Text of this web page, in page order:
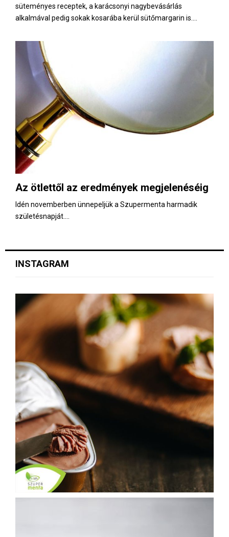
süteményes receptek, a karácsonyi nagybevásárlás
alkalmával pedig sokak kosarába kerül sütőmargarin is....
Az ötlettől az eredmények megjelenéséig
Idén novemberben ünnepeljük a Szupermenta harmadik
születésnapját....
INSTAGRAM